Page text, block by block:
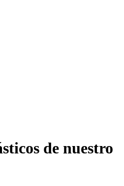
de nuestro